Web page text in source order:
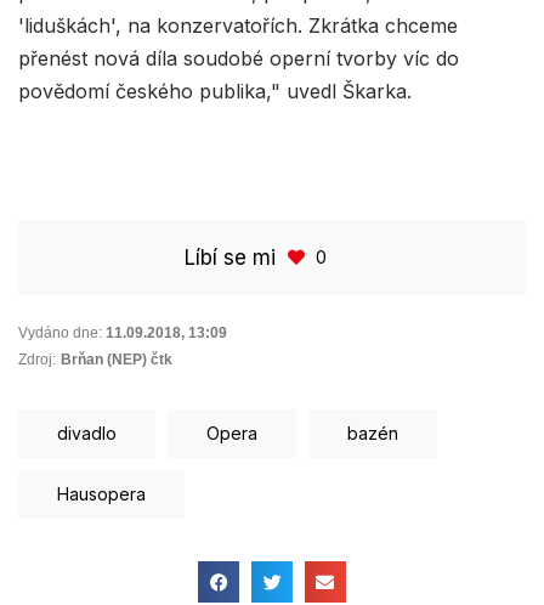
'liduškách', na konzervatořích. Zkrátka chceme
přenést nová díla soudobé operní tvorby víc do
povědomí českého publika," uvedl Škarka.
Líbí se mi 0
Vydáno dne: 11.09.2018, 13:09
Zdroj: Brňan (NEP) čtk
divadlo Opera bazén
Hausopera